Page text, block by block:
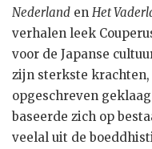
Nederland en Het
verhalen leek
voor de Japanse
zijn sterkste
opgeschreven
baseerde zich op
veelal uit de